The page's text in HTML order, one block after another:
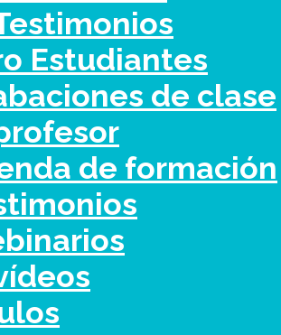
Estudiantes
de clase
de formación